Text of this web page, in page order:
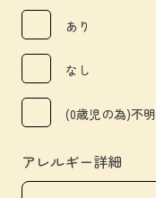
あり
なし
(0歳児の為)不明
アレルギー詳細